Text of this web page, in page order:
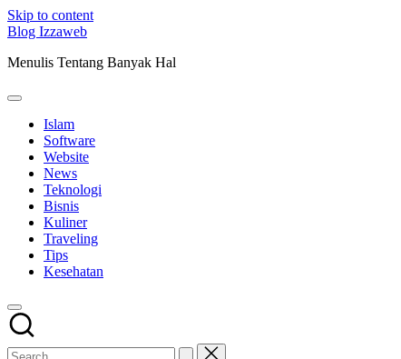
Skip to content
Blog Izzaweb
Menulis Tentang Banyak Hal
Islam
Software
Website
News
Teknologi
Bisnis
Kuliner
Traveling
Tips
Kesehatan